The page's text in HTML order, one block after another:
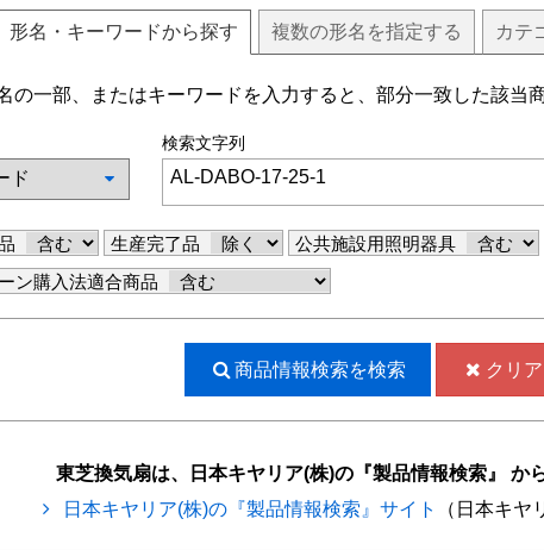
形名 ・キーワードから探す 複数の形名 を指定する カテ
の一部、またはキーワードを入力すると、部分一致した該当
検索文字列
生産完了品
公共施設用照明器具
ン購入法適合商品
商品情報検索を検索 クリア
東芝換気扇は、日本キヤリア(株)の『製品情報検索』 か
日本キヤリア(株)の『製品情報検索』サイト
（日本キヤ